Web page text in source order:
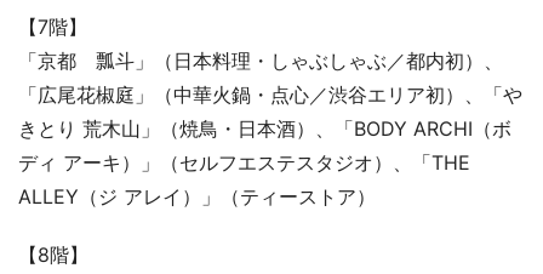
【7階】
「京都 瓢斗」（日本料理・しゃぶしゃぶ／都内初）、
「広尾花椒庭」（中華火鍋・点心／渋谷エリア初）、「や
きとり 荒木山」（焼鳥・日本酒）、「BODY ARCHI（ボ
ディ アーキ）」（セルフエステスタジオ）、「THE
ALLEY（ジ アレイ）」（ティーストア）
【8階】